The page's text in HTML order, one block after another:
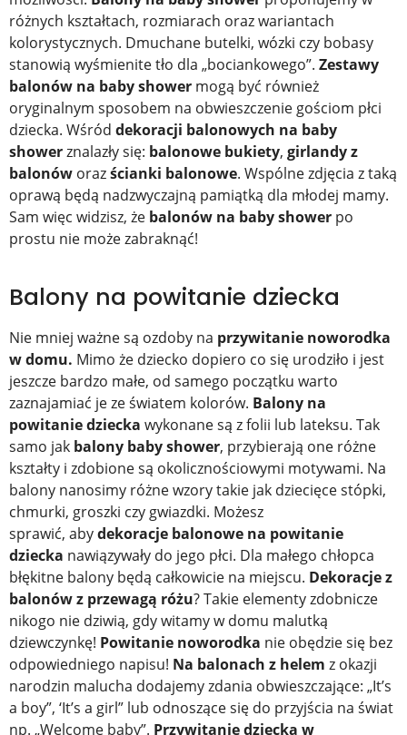
różnych kształtach, rozmiarach oraz wariantach
kolorystycznych. Dmuchane butelki, wózki czy bobasy
stanowią wyśmienite tło dla „bociankowego”. Zestawy
balonów na baby shower mogą być również
oryginalnym sposobem na obwieszczenie gościom płci
dziecka. Wśród dekoracji balonowych na baby
showerznalazły się: balonowe bukiety, girlandy z
balonów orazścianki balonowe. Wspólne zdjęcia z taką
oprawą będą nadzwyczajną pamiątką dla młodej mamy.
Sam więc widzisz, że balonów na baby shower po
prostu nie może zabraknąć!
Balony na powitanie dziecka
Nie mniej ważne są ozdoby na przywitanie noworodka
w domu. Mimo że dziecko dopiero co się urodziło i jest
jeszcze bardzo małe, od samego początku warto
zaznajamiać je ze światem kolorów. Balony na
powitanie dziecka wykonane są z folii lub lateksu. Tak
samo jak balony baby shower, przybierają one różne
kształty i zdobione są okolicznościowymi motywami. Na
balony nanosimy różne wzory takie jak dziecięce stópki,
chmurki, groszki czy gwiazdki. Możesz
sprawić, abydekoracje balonowe na powitanie
dziecka nawiązywały do jego płci. Dla małego chłopca
błękitne balony będą całkowicie na miejscu. Dekoracje z
balonów z przewagą różu? Takie elementy zdobnicze
nikogo nie dziwią, gdy witamy w domu malutką
dziewczynkę! Powitanie noworodka nie obędzie się bez
odpowiedniego napisu! Na balonach z helem z okazji
narodzin malucha dodajemy zdania obwieszczające: „It’s
a boy”, ‘It’s a girl” lub odnoszące się do przyjścia na świat
np. „Welcome baby”. Przywitanie dziecka w